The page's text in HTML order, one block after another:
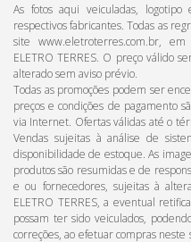
As fotos aqui veiculadas,
respectivos fabricantes. Todas as
site www.eletroterres.com.br,
ELETRO TERRES. O preço válido
alterado sem aviso prévio.
Todas as promoções podem ser
preços e condições de pagamento
via Internet. Ofertas válidas até o
Vendas sujeitas à análise de
disponibilidade de estoque. As
produtos são resumidas e de
e ou fornecedores, sujeitas à
ELETRO TERRES, a eventual
possam ter sido veiculados,
correções, ao efetuar compras